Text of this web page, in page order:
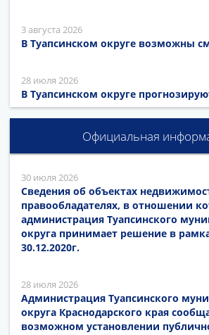
3 августа 2026
В Туапсинском округе возможны
28 июля 2026
В Туапсинском округе
Официальная
30 июля 2026
Сведения об объектах
правообладателях, в отношении
администрация Туапсинского
округа принимает решение в
30.12.2020г.
28 июля 2026
Администрация Туапсинского
округа Краснодарского края
возможном установлении